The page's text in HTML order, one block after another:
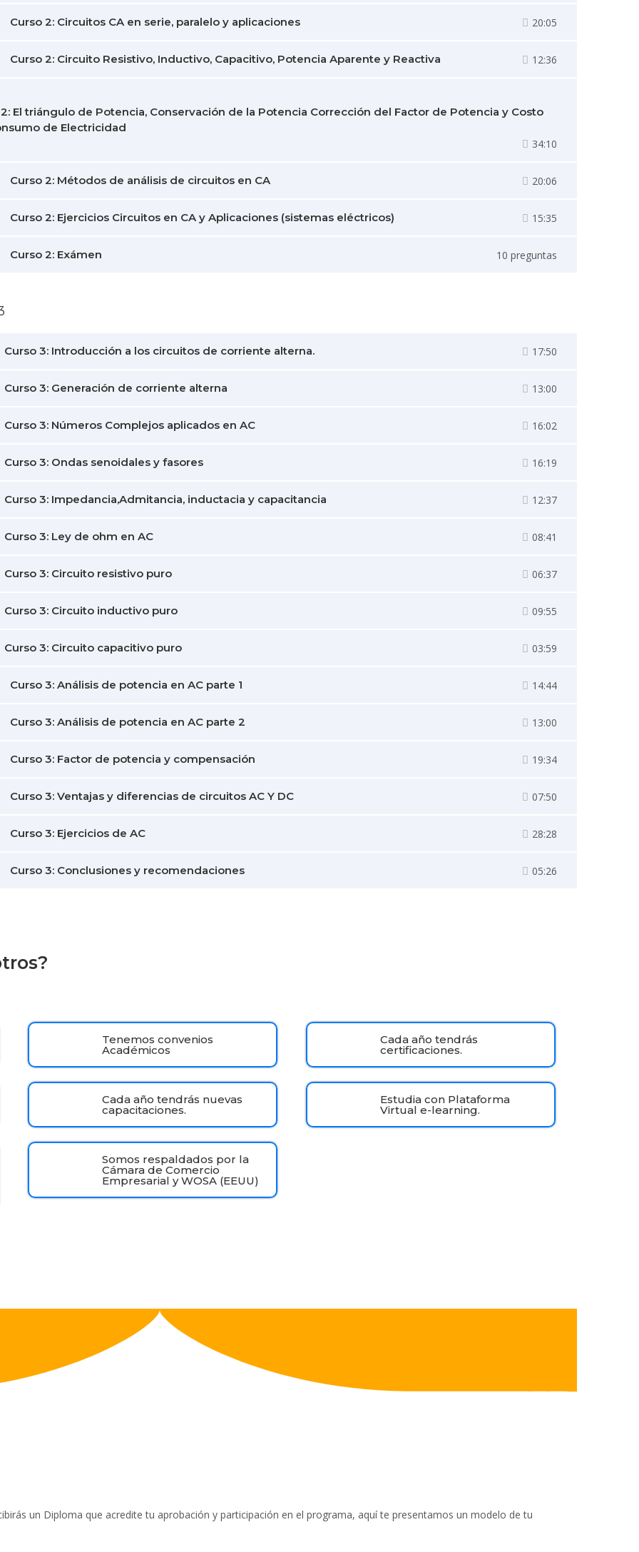
Curso 2: Circuitos CA en serie, paralelo y aplicaciones 20:05
Curso 2: Circuito Resistivo, Inductivo, Capacitivo, Potencia Aparente y Reactiva 12:36
El triángulo de Potencia, Conservación de la Potencia Corrección del Factor de Potencia y Costo
de Electricidad
34:10
Curso 2: Métodos de análisis de circuitos en CA 20:06
Curso 2: Ejercicios Circuitos en CA y Aplicaciones (sistemas eléctricos) 15:35
Curso 2: Exámen 10 preguntas
Curso 3: Introducción a los circuitos de corriente alterna. 17:50
Curso 3: Generación de corriente alterna 13:00
Curso 3: Números Complejos aplicados en AC 16:02
Curso 3: Ondas senoidales y fasores 16:19
Curso 3: Impedancia,Admitancia, inductacia y capacitancia 12:37
Curso 3: Ley de ohm en AC 08:41
Curso 3: Circuito resistivo puro 06:37
Curso 3: Circuito inductivo puro 09:55
Curso 3: Circuito capacitivo puro 03:59
Curso 3: Análisis de potencia en AC parte 1 14:44
Curso 3: Análisis de potencia en AC parte 2 13:00
Curso 3: Factor de potencia y compensación 19:34
Curso 3: Ventajas y diferencias de circuitos AC Y DC 07:50
Curso 3: Ejercicios de AC 28:28
Curso 3: Conclusiones y recomendaciones 05:26
Tenemos convenios
Académicos
Cada año tendrás
certificaciones.
Cada año tendrás nuevas
capacitaciones.
Estudia con Plataforma
Virtual e-learning.
Somos respaldados por la
Cámara de Comercio
Empresarial y WOSA (EEUU)
un Diploma que acredite tu aprobación y participación en el programa, aquí te presentamos un modelo de tu